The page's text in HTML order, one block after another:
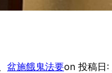
盆施餓鬼法要on 投稿日: